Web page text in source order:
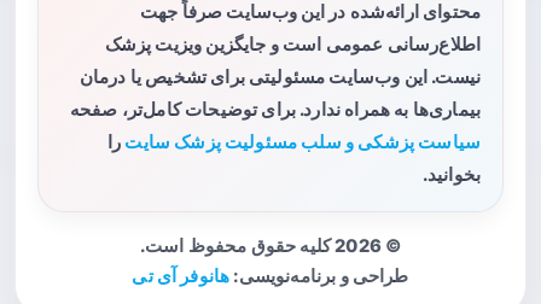
محتوای ارائه‌شده در این وب‌سایت صرفاً جهت
اطلاع‌رسانی عمومی است و جایگزین ویزیت پزشک
نیست. این وب‌سایت مسئولیتی برای تشخیص یا درمان
بیماری‌ها به همراه ندارد. برای توضیحات کامل‌تر، صفحه
سیاست پزشکی و سلب مسئولیت پزشک سایت را
بخوانید.
© 2026 کلیه حقوق محفوظ است.
طراحی و برنامه‌نویسی: هانوفر آی تی